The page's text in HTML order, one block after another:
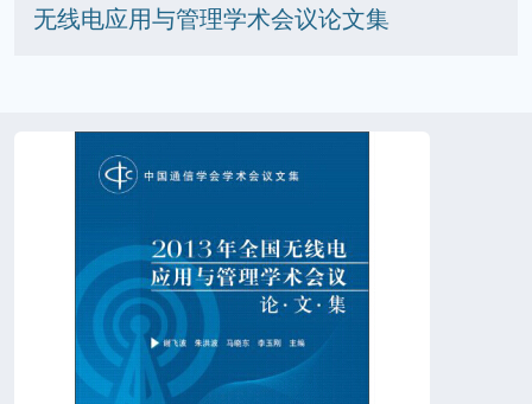
无线电应用与管理学术会议论文集